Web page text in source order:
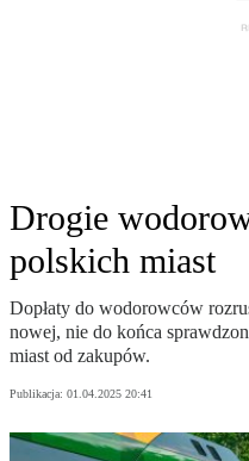
Drogie
polskich miast
Dopłaty do wodorowców
nowej, nie do końca
miast od zakupów.
Publikacja: 01.04.2025 20:41